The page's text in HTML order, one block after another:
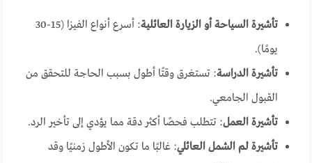
تأشيرة السياحة أو الزيارة العائلية
: أسرع أنواع الفيزا (15-30
يومًا).
تأشيرة الدراسة: تستغرق وقتًا أطول بسبب الحاجة للتحقق من
القبول الجامعي.
تأشيرة العمل: تتطلب فحصًا أكثر دقة مما يؤدي إلى تأخير الرد.
تأشيرة لم الشمل العائلي: غالبًا ما تكون الأطول زمنيًا وقد